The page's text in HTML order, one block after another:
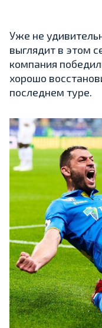
Уже не
выглядит в этом
компания
хорошо
последнем туре.